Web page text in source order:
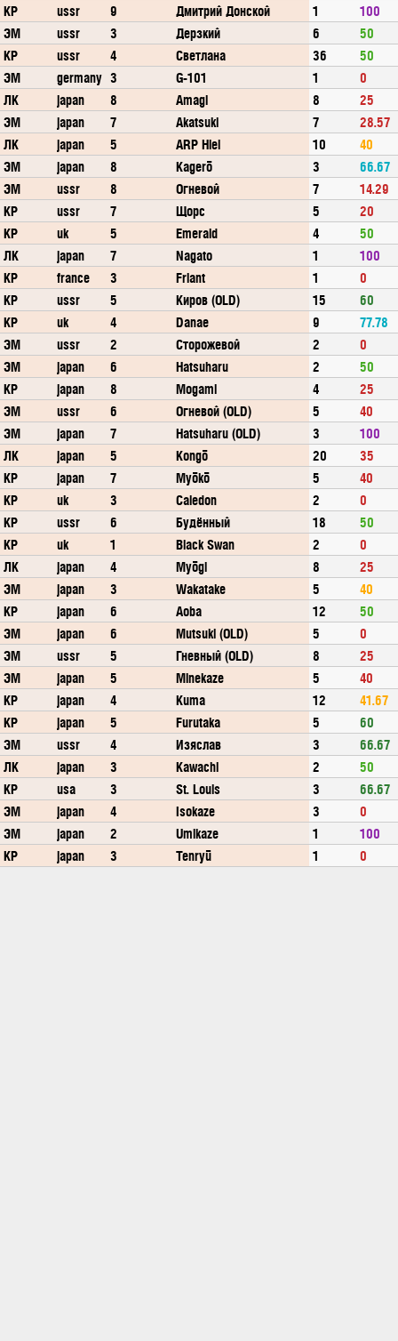
КР
ussr 9 Дмитрий Донской 1
100
ЭМ
ussr 3 Дерзкий 6
50
КР
ussr 4 Светлана 36
50
ЭМ
germany 3 G-101 1
0
ЛК
japan 8 Amagi 8
25
ЭМ
japan 7 Akatsuki 7
28.57
ЛК
japan 5 ARP Hiei 10
40
ЭМ
japan 8 Kagerō 3
66.67
ЭМ
ussr 8 Огневой 7
14.29
КР
ussr 7 Щорс 5
20
КР
uk 5 Emerald 4
50
ЛК
japan 7 Nagato 1
100
КР
france 3 Friant 1
0
КР
ussr 5 Киров (OLD) 15
60
КР
uk 4 Danae 9
77.78
ЭМ
ussr 2 Сторожевой 2
0
ЭМ
japan 6 Hatsuharu 2
50
КР
japan 8 Mogami 4
25
ЭМ
ussr 6 Огневой (OLD) 5
40
ЭМ
japan 7 Hatsuharu (OLD) 3
100
ЛК
japan 5 Kongō 20
35
КР
japan 7 Myōkō 5
40
КР
uk 3 Caledon 2
0
КР
ussr 6 Будённый 18
50
КР
uk 1 Black Swan 2
0
ЛК
japan 4 Myōgi 8
25
ЭМ
japan 3 Wakatake 5
40
КР
japan 6 Aoba 12
50
ЭМ
japan 6 Mutsuki (OLD) 5
0
ЭМ
ussr 5 Гневный (OLD) 8
25
ЭМ
japan 5 Minekaze 5
40
КР
japan 4 Kuma 12
41.67
КР
japan 5 Furutaka 5
60
ЭМ
ussr 4 Изяслав 3
66.67
ЛК
japan 3 Kawachi 2
50
КР
usa 3 St. Louis 3
66.67
ЭМ
japan 4 Isokaze 3
0
ЭМ
japan 2 Umikaze 1
100
КР
japan 3 Tenryū 1 0